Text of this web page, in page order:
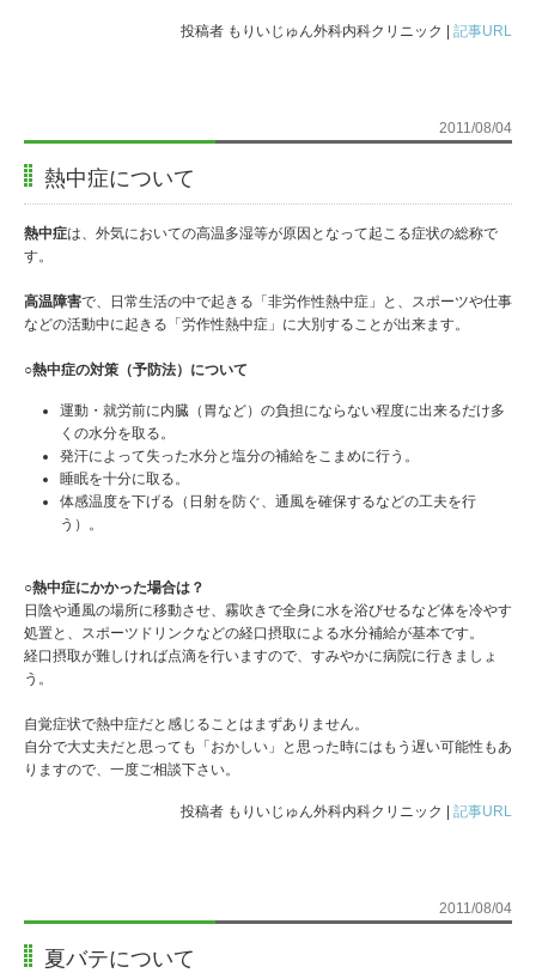
投稿者 もりいじゅん外科内科クリニック | 記事URL
2011/08/04
熱中症について
熱中症は、外気においての高温多湿等が原因となって起こる症状の総称で
す。
高温障害で、日常生活の中で起きる「非労作性熱中症」と、スポーツや仕事
などの活動中に起きる「労作性熱中症」に大別することが出来ます。
○熱中症の対策（予防法）について
運動・就労前に内臓（胃など）の負担にならない程度に出来るだけ多
くの水分を取る。
発汗によって失った水分と塩分の補給をこまめに行う。
睡眠を十分に取る。
体感温度を下げる（日射を防ぐ、通風を確保するなどの工夫を行
う）。
○熱中症にかかった場合は？
日陰や通風の場所に移動させ、霧吹きで全身に水を浴びせるなど体を冷やす
処置と、スポーツドリンクなどの経口摂取による水分補給が基本です。
経口摂取が難しければ点滴を行いますので、すみやかに病院に行きましょ
う。
自覚症状で熱中症だと感じることはまずありません。
自分で大丈夫だと思っても「おかしい」と思った時にはもう遅い可能性もあ
りますので、一度ご相談下さい。
投稿者 もりいじゅん外科内科クリニック | 記事URL
2011/08/04
夏バテについて